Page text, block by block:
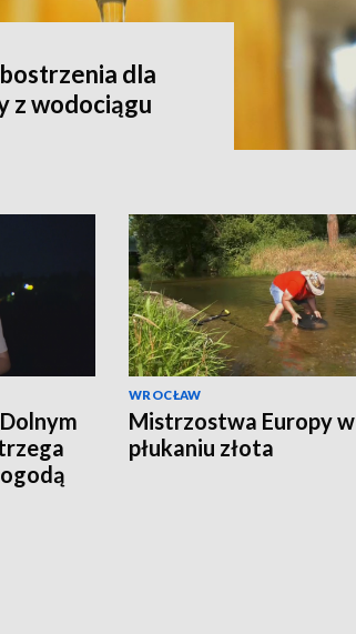
dla
z wodociągu
WROCŁAW
Mistrzostwa Europy w
płukaniu złota